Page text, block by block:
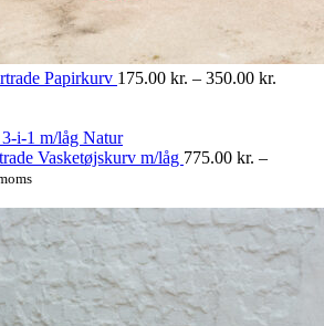
Papirkurv 175.00 kr. – 350.00 kr.
Vasketøjskurv m/låg 775.00 kr. –